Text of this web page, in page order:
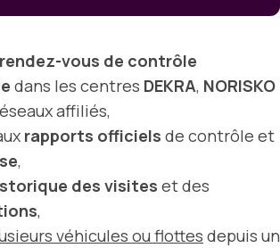
rendez-vous de contrôle
dans les centres DEKRA, NORISKO
affiliés,
rapports officiels de contrôle et
,
des visites et des
,
véhicules ou flottes depuis un